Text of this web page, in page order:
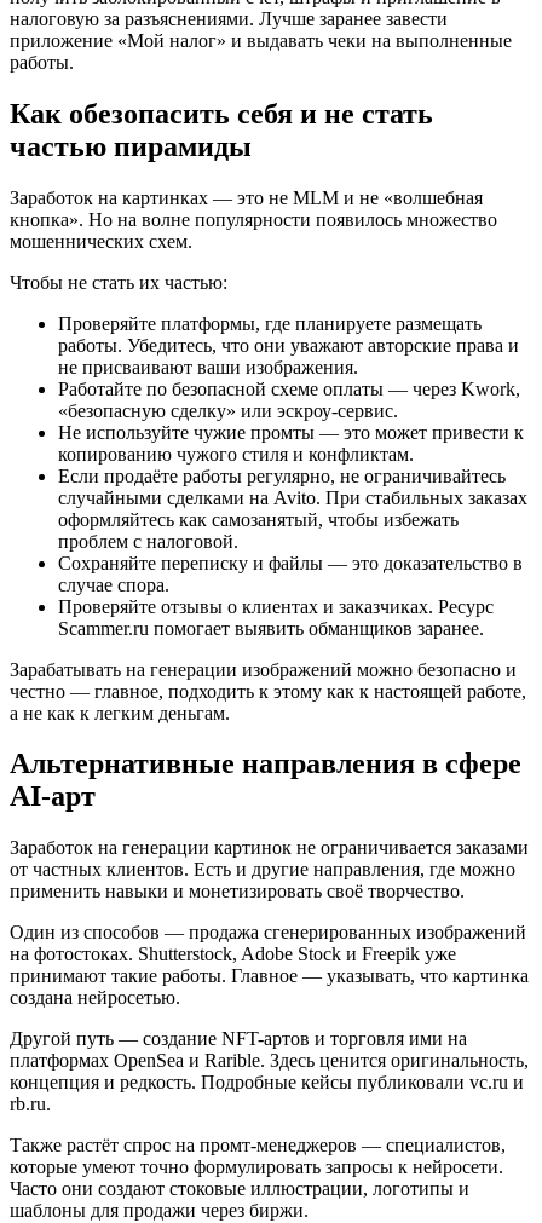
налоговую за разъяснениями. Лучше заранее завести
приложение «Мой налог» и выдавать чеки на выполненные
работы.
Как обезопасить себя и не стать
частью пирамиды
Заработок на картинках — это не MLM и не «волшебная
кнопка». Но на волне популярности появилось множество
мошеннических схем.
Чтобы не стать их частью:
Проверяйте платформы, где планируете размещать
работы. Убедитесь, что они уважают авторские права и
не присваивают ваши изображения.
Работайте по безопасной схеме оплаты — через Kwork,
«безопасную сделку» или эскроу-сервис.
Не используйте чужие промты — это может привести к
копированию чужого стиля и конфликтам.
Если продаёте работы регулярно, не ограничивайтесь
случайными сделками на Avito. При стабильных заказах
оформляйтесь как самозанятый, чтобы избежать
проблем с налоговой.
Сохраняйте переписку и файлы — это доказательство в
случае спора.
Проверяйте отзывы о клиентах и заказчиках. Ресурс
Scammer.ru помогает выявить обманщиков заранее.
Зарабатывать на генерации изображений можно безопасно и
честно — главное, подходить к этому как к настоящей работе,
а не как к легким деньгам.
Альтернативные направления в сфере
AI-арт
Заработок на генерации картинок не ограничивается заказами
от частных клиентов. Есть и другие направления, где можно
применить навыки и монетизировать своё творчество.
Один из способов — продажа сгенерированных изображений
на фотостоках. Shutterstock, Adobe Stock и Freepik уже
принимают такие работы. Главное — указывать, что картинка
создана нейросетью.
Другой путь — создание NFT-артов и торговля ими на
платформах OpenSea и Rarible. Здесь ценится оригинальность,
концепция и редкость. Подробные кейсы публиковали vc.ru и
rb.ru.
Также растёт спрос на промт-менеджеров — специалистов,
которые умеют точно формулировать запросы к нейросети.
Часто они создают стоковые иллюстрации, логотипы и
шаблоны для продажи через биржи.